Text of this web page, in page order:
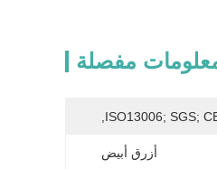
مفصلة
ISO13006; SGS;
أزرق أبيض